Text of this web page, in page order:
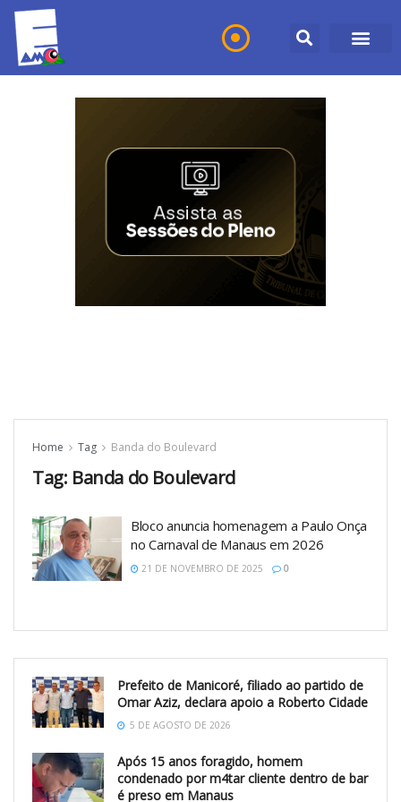
Home Tag Banda do Boulevard
Tag: Banda do Boulevard
Bloco anuncia homenagem a Paulo Onça
no Carnaval de Manaus em 2026
21 DE NOVEMBRO DE 2025 0
Prefeito de Manicoré, filiado ao partido de
Omar Aziz, declara apoio a Roberto Cidade
5 DE AGOSTO DE 2026
Após 15 anos foragido, homem
condenado por m4tar cliente dentro de bar
é preso em Manaus